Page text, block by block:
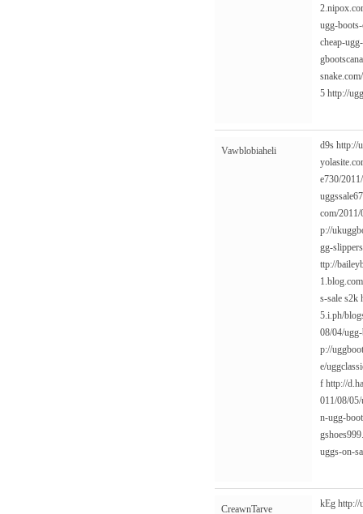
ugg-boots-
cheap-
5 http://
Vawblobiaheli d9s http://
e730/
com/2011/
p://
gg-
ttp://
s-sale s2k
5.i.ph/
08/04/
p://
e/
f http://
011/08/
n-ugg-
uggs-on-
CreawnTarve kEg http://